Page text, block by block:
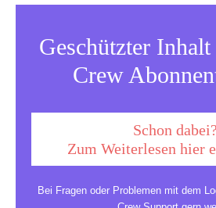
Geschützter
Crew
Schon dabei?
Zum Weiterlesen hier
Bei Fragen oder Problemen mit dem